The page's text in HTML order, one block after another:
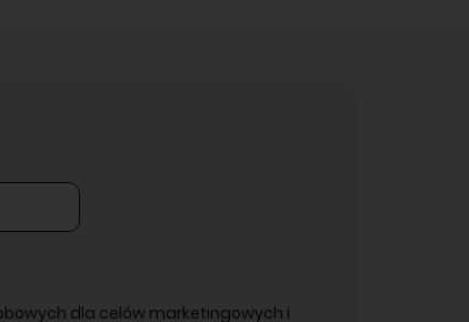
dla celów marketingowych i